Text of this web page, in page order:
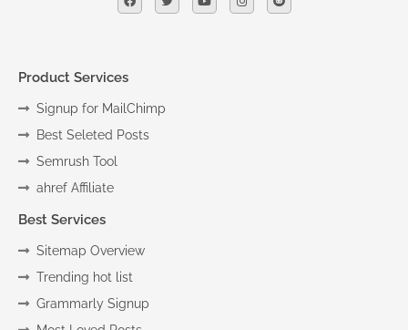
Product Services
Signup for MailChimp
Best Seleted Posts
Semrush Tool
ahref Affiliate
Best Services
Sitemap Overview
Trending hot list
Grammarly Signup